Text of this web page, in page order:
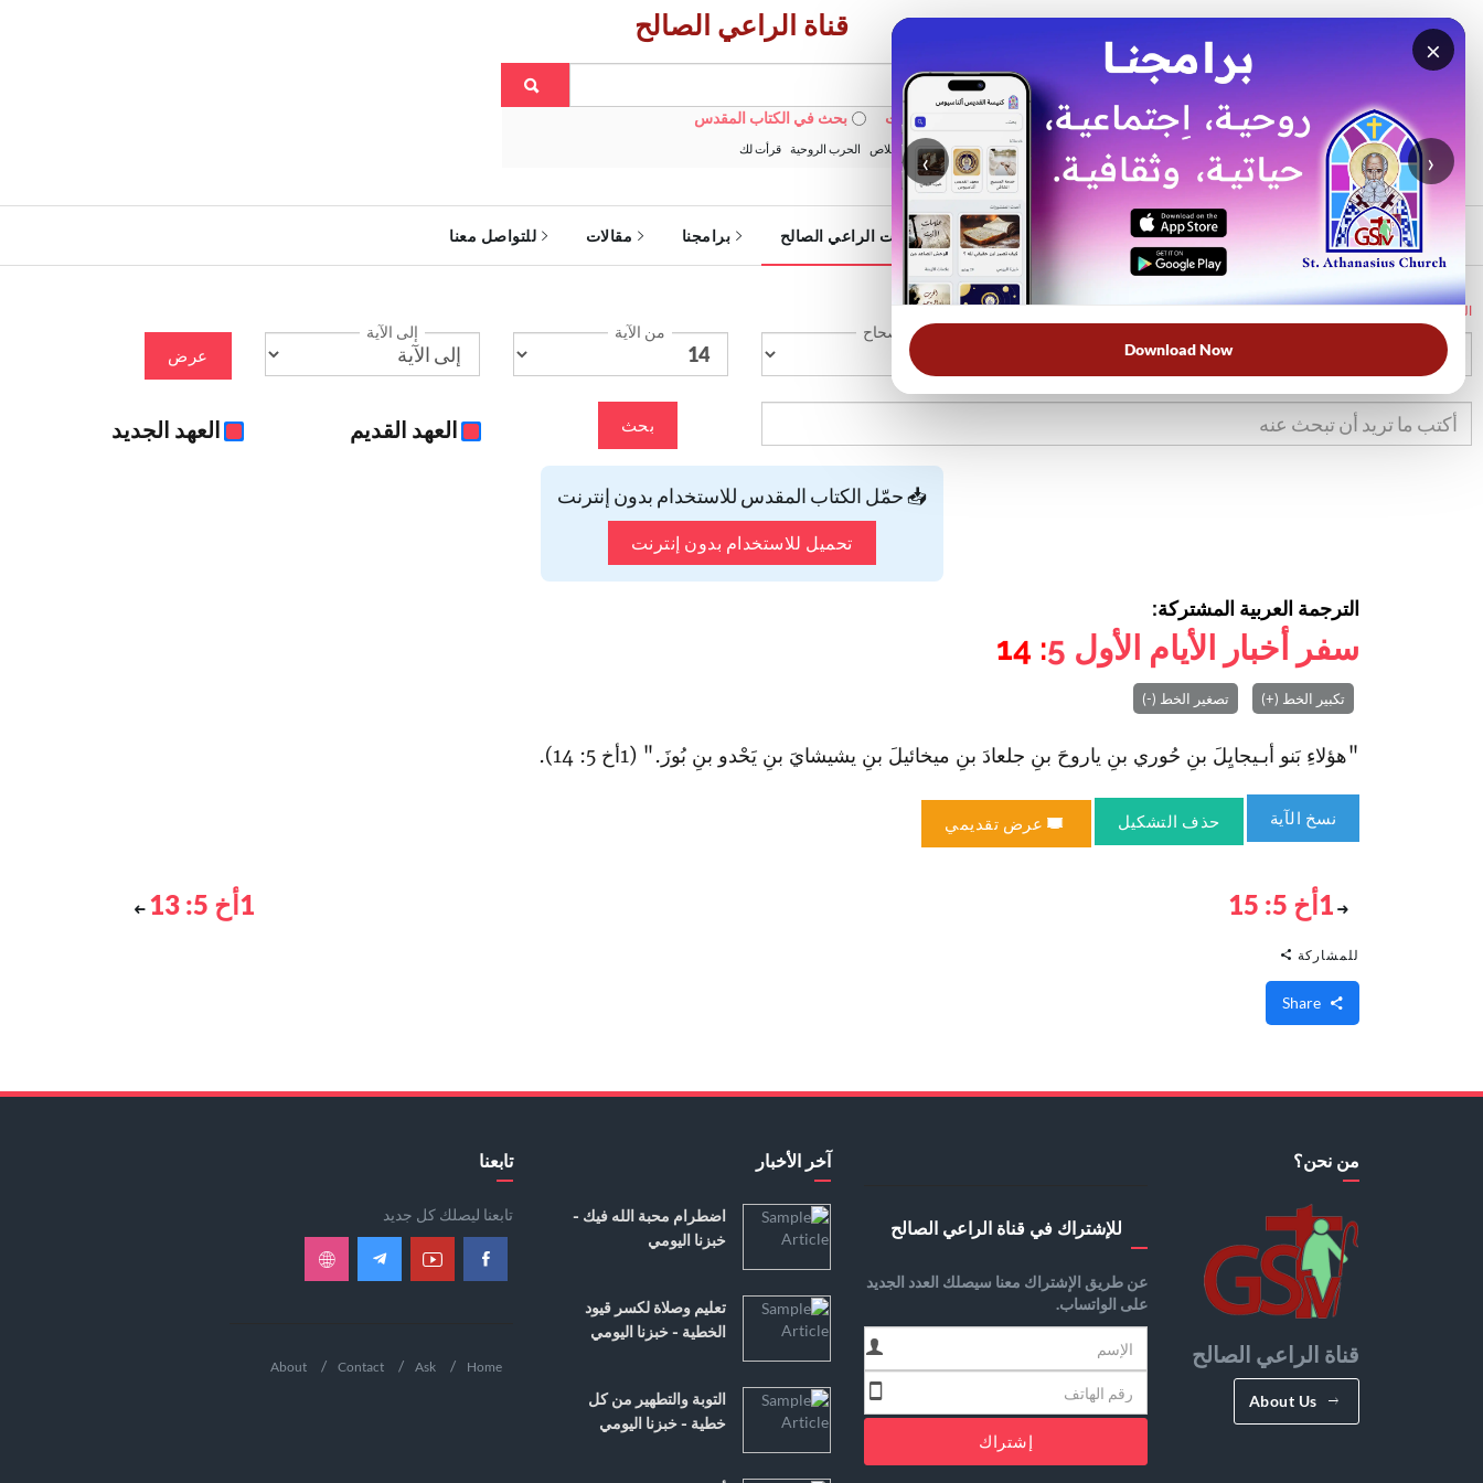
×
‹ ›
Download Now
قناة الراعي الصالح
بحث في الويبسايت بحث في الكتاب المقدس
الأكثر بحثًا: خبزنا اليومي الخلاص الحرب الروحية قرأت لك
الرئيسية خدمات الراعي الصالح برامجنا مقالات للتواصل معنا
الرئيسية
الإصحاح من الآية إلى الآية
عرض
بحث العهد القديم العهد الجديد
📥 حمّل الكتاب المقدس للاستخدام بدون إنترنت
تحميل للاستخدام بدون إنترنت
الترجمة العربية المشتركة:
سفر أخبار الأيام الأول 5
: 14
تكبير الخط (+) تصغير الخط (-)
"هؤلاءِ بَنو أبـيجايِلَ بنِ حُوري بنِ ياروحَ بنِ جلعادَ بنِ ميخائيلَ بنِ يشيشايَ بنِ يَحْدو بنِ بُوزَ." (1أخ 5: 14).
نسخ الآية حذف التشكيل عرض تقديمي
1أخ 5: 15 1أخ 5: 13
للمشاركة
من نحن؟
قناة الراعي الصالح
About Us
للإشتراك في قناة الراعي الصالح
عن طريق الإشتراك معنا سيصلك العدد الجديد
على الواتساب.
إشتراك
آخر الأخبار
اضطرام محبة الله فيك -
خبزنا اليومي
تعليم وصلاة لكسر قيود
الخطية - خبزنا اليومي
التوبة والتطهير من كل
خطية - خبزنا اليومي
تابعنا
تابعنا ليصلك كل جديد
Home
Ask
Contact
About